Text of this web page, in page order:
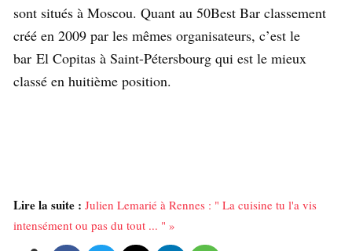
sont situés à Moscou. Quant au 50Best Bar classement
créé en 2009 par les mêmes organisateurs, c’est le
bar El Copitas à Saint-Pétersbourg qui est le mieux
classé en huitième position.
Lire la suite : Julien Lemarié à Rennes : " La cuisine tu l'a vis
intensément ou pas du tout ... " »